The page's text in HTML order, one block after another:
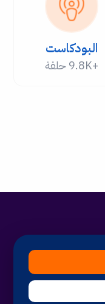
البودكاست
+9.8K حلقة